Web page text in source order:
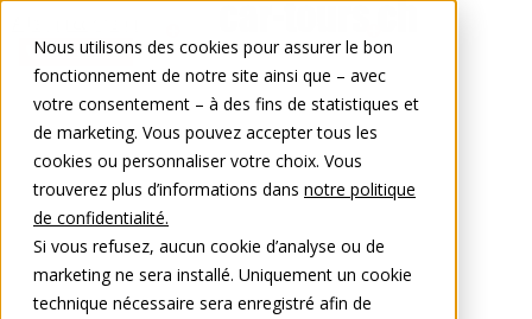
Nous utilisons des cookies pour assurer le bon
fonctionnement de notre site ainsi que – avec
votre consentement – à des fins de statistiques et
de marketing. Vous pouvez accepter tous les
cookies ou personnaliser votre choix. Vous
trouverez plus d’informations dans notre politique
de confidentialité.
Si vous refusez, aucun cookie d’analyse ou de
marketing ne sera installé. Uniquement un cookie
technique nécessaire sera enregistré afin de
0848 00 77 88